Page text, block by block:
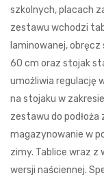
szkolnych, placach
zestawu wchodzi
laminowanej,
60 cm oraz stojak
umożliwia regulację
na stojaku w
zestawu do
magazynowanie w
zimy. Tablice wraz z
wersji naściennej.